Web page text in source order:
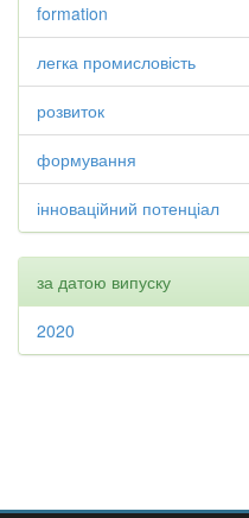
formation
легка промисловість
розвиток
формування
інноваційний потенціал
за датою випуску
2020